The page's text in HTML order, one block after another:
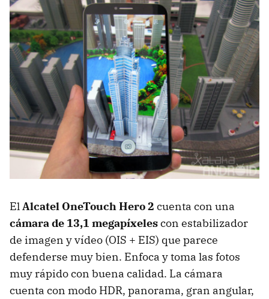
ElAlcatel OneTouch Hero 2 cuenta con una
cámara de 13,1 megapíxelescon estabilizador
de imagen y vídeo (OIS + EIS) que parece
defenderse muy bien. Enfoca y toma las fotos
muy rápido con buena calidad. La cámara
cuenta con modo HDR, panorama, gran angular,